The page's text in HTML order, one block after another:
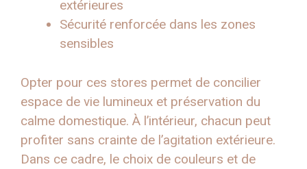
extérieures
Sécurité renforcée dans les zones
sensibles
Opter pour ces stores permet de concilier
espace de vie lumineux et préservation du
calme domestique. À l’intérieur, chacun peut
profiter sans crainte de l’agitation extérieure.
Dans ce cadre, le choix de couleurs et de